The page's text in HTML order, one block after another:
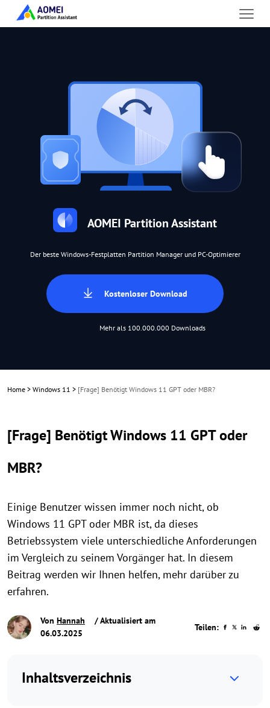
AOMEI Partition Assistant
Der beste Windows-Festplatten Partition Manager und PC-Optimierer
Kostenloser Download
Mehr als 100.000.000 Downloads
Home > Windows 11 > [Frage] Benötigt Windows 11 GPT oder MBR?
[Frage] Benötigt Windows 11 GPT oder
MBR?
Einige Benutzer wissen immer noch nicht, ob
Windows 11 GPT oder MBR ist, da dieses
Betriebssystem viele unterschiedliche Anforderungen
im Vergleich zu seinem Vorgänger hat. In diesem
Beitrag werden wir Ihnen helfen, mehr darüber zu
erfahren.
Von Hannah
/ Aktualisiert am
06.03.2025
Teilen:
Inhaltsverzeichnis